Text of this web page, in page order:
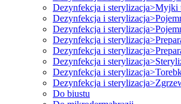
Dezynfekcja i sterylizacja>Myjki
Dezynfekcja i
Dezynfekcja i
Dezynfekcja i
Dezynfekcja i
Dezynfekcja i
Dezynfekcja i
Dezynfekcja i
Do biustu